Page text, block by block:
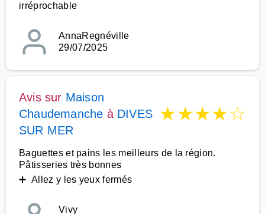
irréprochable
AnnaRegnéville
29/07/2025
Avis sur Maison
Chaudemanche à DIVES
SUR MER
★★★★☆
Baguettes et pains les meilleurs de la région.
Pâtisseries très bonnes
➕ Allez y les yeux fermés
Vivy